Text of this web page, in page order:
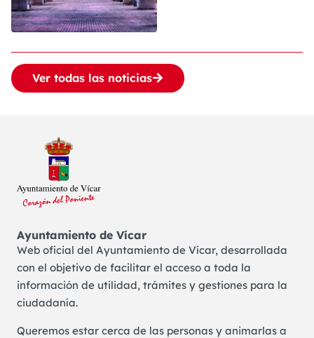
Ver todas las noticias
Ayuntamiento de Vícar
Web oficial del Ayuntamiento de Vícar, desarrollada
con el objetivo de facilitar el acceso a toda la
información de utilidad, trámites y gestiones para la
ciudadanía.
Queremos estar cerca de las personas y animarlas a